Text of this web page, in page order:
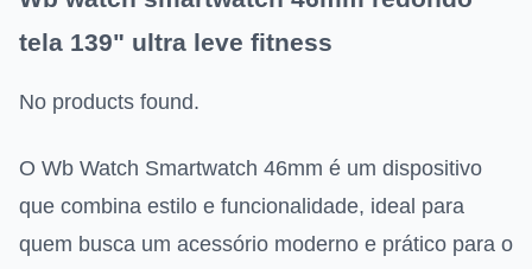
tela 139" ultra leve fitness
No products found.
O Wb Watch Smartwatch 46mm é um dispositivo
que combina estilo e funcionalidade, ideal para
quem busca um acessório moderno e prático para o